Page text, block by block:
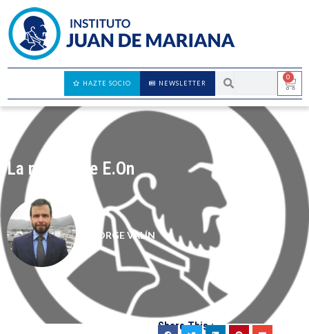
0
NEWSLETTER
HAZTE SOCIO
La misión de E.On
JORGE VALÍN
Share This :